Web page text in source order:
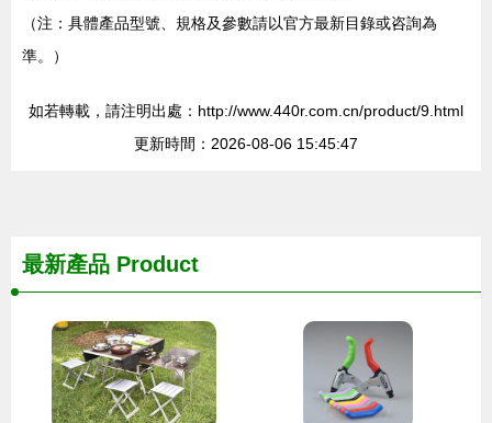
（注：具體產品型號、規格及參數請以官方最新目錄或咨詢為
準。）
如若轉載，請注明出處：http://www.440r.com.cn/product/9.html
更新時間：2026-08-06 15:45:47
最新產品 Product